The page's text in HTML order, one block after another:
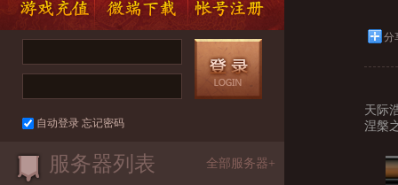
自动登录 忘记密码
服务器列表 全部服务器+
分
天际
涅槃